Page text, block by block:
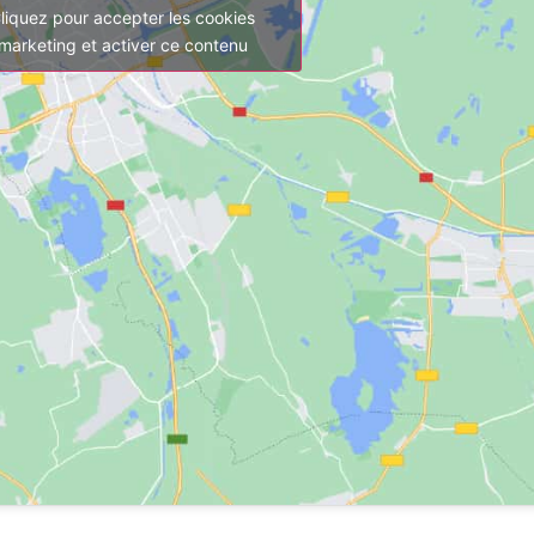
pour accepter les cookies
et activer ce contenu